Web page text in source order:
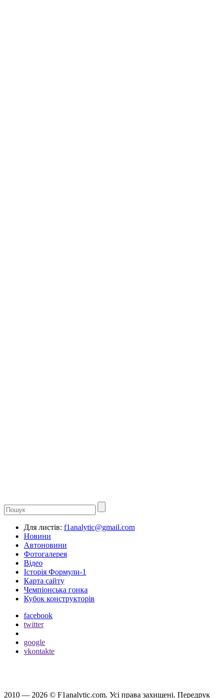
Для листів: f1analytic@gmail.com
Новини
Автоновини
Фотогалерея
Відео
Історія Формули-1
Карта сайту
Чемпіонська гонка
Кубок конструкторів
facebook
twitter
google
vkontakte
2010 — 2026 © F1analytic.com. Усi права захищенi. Передрук